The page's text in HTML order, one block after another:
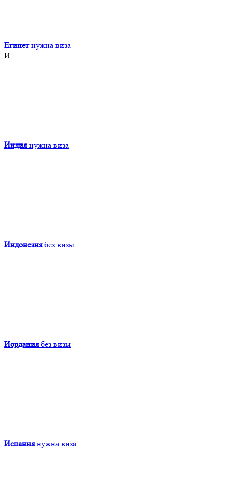
Египет нужна виза
И
Индия нужна виза
Индонезия без визы
Иордания без визы
Испания нужна виза